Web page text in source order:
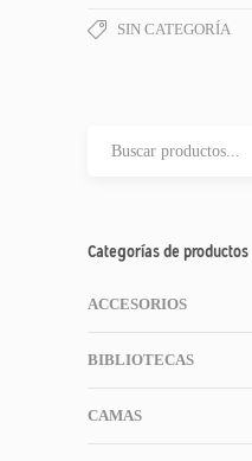
SIN CATEGORÍA
Categorías de productos
ACCESORIOS
BIBLIOTECAS
CAMAS